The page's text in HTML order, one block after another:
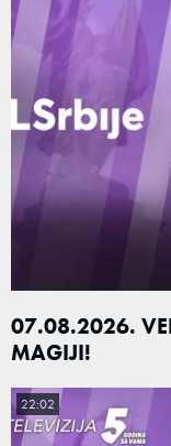
07.08.2026.
MAGIJI!
22:02